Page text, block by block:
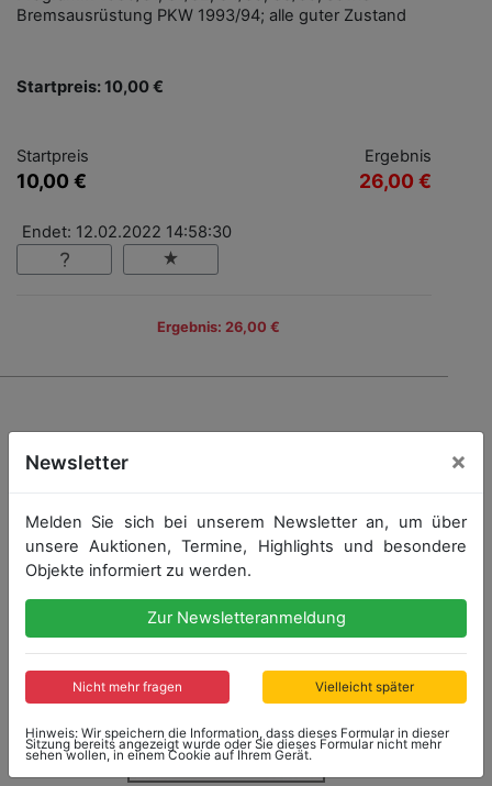
Bremsausrüstung PKW 1993/94; alle guter Zustand
Startpreis: 10,00 €
Startpreis
10,00 €
Ergebnis
26,00 €
Endet: 12.02.2022 14:58:30
Ergebnis: 26,00 €
Newsletter ×
Melden Sie sich bei unserem Newsletter an, um über
unsere Auktionen, Termine, Highlights und besondere
Objekte informiert zu werden.
Zur Newsletteranmeldung
Nicht mehr fragen Vielleicht später
Hinweis: Wir speichern die Information, dass dieses Formular in dieser
Sitzung bereits angezeigt wurde oder Sie dieses Formular nicht mehr
sehen wollen, in einem Cookie auf Ihrem Gerät.